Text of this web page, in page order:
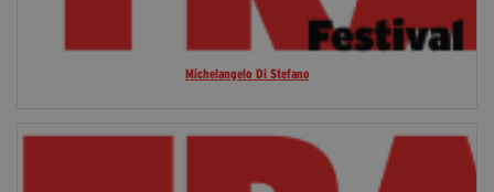
Michelangelo Di Stefano